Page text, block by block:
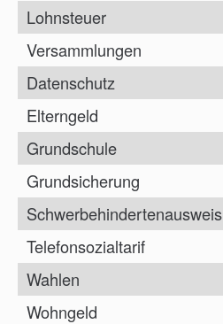
Lohnsteuer
Versammlungen
Datenschutz
Elterngeld
Grundschule
Grundsicherung
Schwerbehindertenausweis
Telefonsozialtarif
Wahlen
Wohngeld